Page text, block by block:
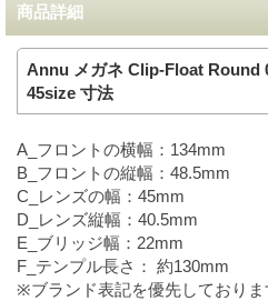
商品詳細
Annu メガネ Clip-Float Round
45size 寸法
A_フロントの横幅：134mm
B_フロントの縦幅：48.5mm
C_レンズの幅：45mm
D_レンズ縦幅：40.5mm
E_ブリッジ幅：22mm
F_テンプル長さ： 約130mm
※ブランド表記を優先しており